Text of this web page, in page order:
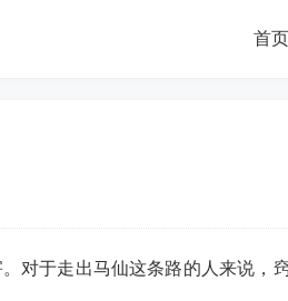
首页
对于走出马仙这条路的人来说，